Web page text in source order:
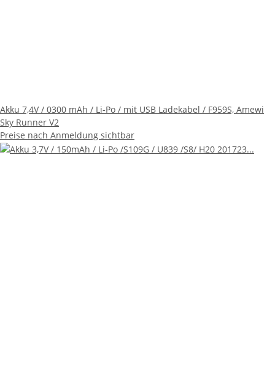
Akku 7,4V / 0300 mAh / Li-Po / mit USB Ladekabel / F959S, Amewi
Sky Runner V2
Preise nach Anmeldung sichtbar